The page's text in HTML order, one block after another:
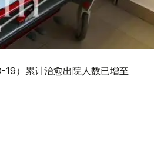
19）累计治愈出院人数已增至